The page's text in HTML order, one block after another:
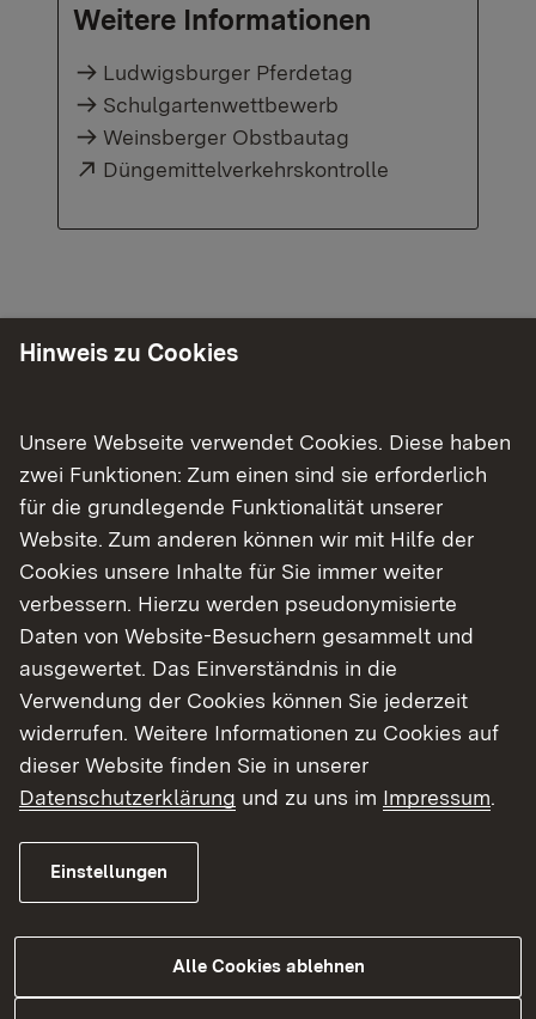
Weitere Informationen
Ludwigsburger Pferdetag
Schulgartenwettbewerb
Weinsberger Obstbautag
Externer Link:
Düngemittelverkehrskontrolle
Fachberatung Imkerei
Mehr
Hinweis zu Cookies
Unsere Webseite verwendet Cookies. Diese haben
zwei Funktionen: Zum einen sind sie erforderlich
für die grundlegende Funktionalität unserer
Website. Zum anderen können wir mit Hilfe der
Cookies unsere Inhalte für Sie immer weiter
verbessern. Hierzu werden pseudonymisierte
Daten von Website-Besuchern gesammelt und
ausgewertet. Das Einverständnis in die
Verwendung der Cookies können Sie jederzeit
widerrufen. Weitere Informationen zu Cookies auf
dieser Website finden Sie in unserer
Datenschutzerklärung und zu uns im Impressum.
Einstellungen
Alle Cookies ablehnen